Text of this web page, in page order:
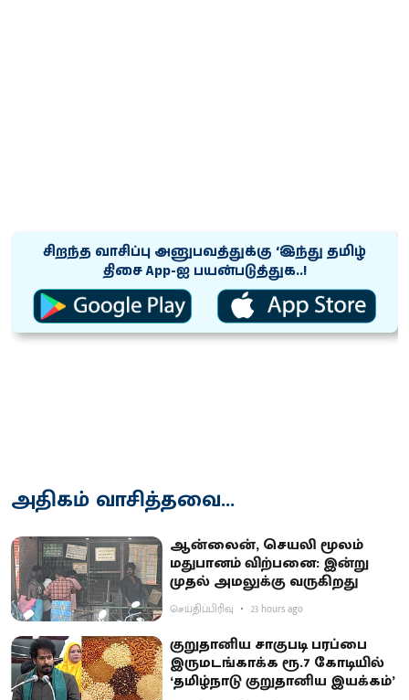
சிறந்த வாசிப்பு அனுபவத்துக்கு ‘இந்து தமிழ்
திசை App-ஐ பயன்படுத்துக..!
அதிகம் வாசித்தவை...
ஆன்லைன், செயலி மூலம்
மதுபானம் விற்பனை: இன்று
முதல் அமலுக்கு வருகிறது
செய்திப்பிரிவு 23 hours ago
குறுதானிய சாகுபடி பரப்பை
இருமடங்காக்க ரூ.7 கோடியில்
‘தமிழ்நாடு குறுதானிய இயக்கம்’